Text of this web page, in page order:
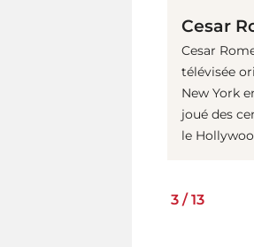
Cesar
Cesar
télévisée
New York
joué des
le
3 /13